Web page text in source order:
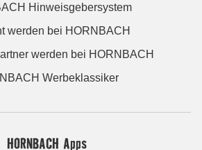
Hinweisgebersystem
werden bei HORNBACH
werden bei HORNBACH
Werbeklassiker
HORNBACH Apps